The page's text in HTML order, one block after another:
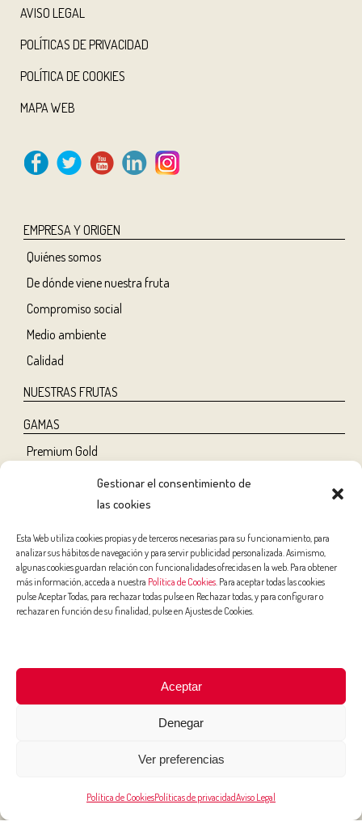
Gestionar el consentimiento de
las cookies
Esta Web utiliza cookies propias y de terceros necesarias para su funcionamiento, para
analizar sus hábitos de navegación y para servir publicidad personalizada. Asimismo,
algunas cookies guardan relación con funcionalidades ofrecidas en la web. Para obtener
más información, acceda a nuestra Política de Cookies. Para aceptar todas las cookies
pulse Aceptar Todas, para rechazar todas pulse en Rechazar todas, y para configurar o
rechazar en función de su finalidad, pulse en Ajustes de Cookies.
Aceptar
Denegar
Ver preferencias
Política de CookiesPolíticas de privacidadAviso Legal
AVISO LEGAL
POLÍTICAS DE PRIVACIDAD
POLÍTICA DE COOKIES
MAPA WEB
EMPRESA Y ORIGEN
Quiénes somos
De dónde viene nuestra fruta
Compromiso social
Medio ambiente
Calidad
NUESTRAS FRUTAS
GAMAS
Premium Gold
NUTRICIÓN Y SALUD
Salud
Belleza
Niños